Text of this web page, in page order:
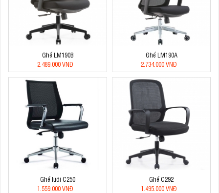
Ghế LM190B
2.489.000 VNĐ
Ghế LM190A
2.734.000 VNĐ
Ghế lưới C250
1.559.000 VNĐ
Ghế C292
1.495.000 VNĐ